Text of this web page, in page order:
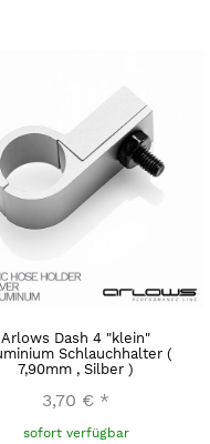
Arlows Dash 4 "klein"
Schlauchhalter (
7,90mm , Silber )
3,70 € *
sofort verfügbar